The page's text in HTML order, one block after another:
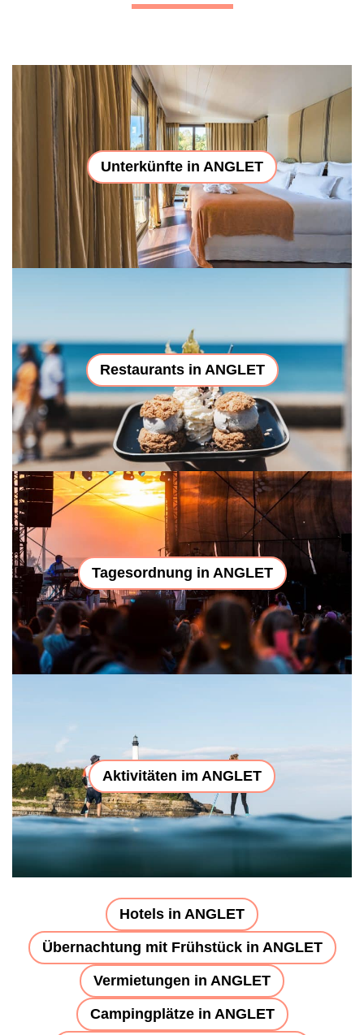
Unterkünfte in ANGLET
Restaurants in ANGLET
Tagesordnung in ANGLET
Aktivitäten im ANGLET
Hotels in ANGLET
Übernachtung mit Frühstück in ANGLET
Vermietungen in ANGLET
Campingplätze in ANGLET